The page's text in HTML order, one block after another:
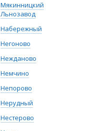
Мякинницкий
Льнозавод
Набережный
Негоново
Нежданово
Немчино
Непорово
Нерудный
Нестерово